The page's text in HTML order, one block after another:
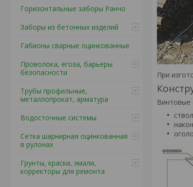
Горизонтальные заборы Ранчо
Заборы из бетонных изделий
Габионы сварные оцинкованные
Проволока, егоза, барьеры
безопасности
Трубы профильные,
металлопрокат, арматура
Водосточные системы
Сетка шарнирная оцинкованная
в рулонах
Грунты, краски, эмали,
корректоры для ремонта
При
Винтовые